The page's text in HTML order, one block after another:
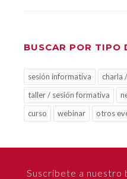
BUSCAR POR TIPO
sesión informativa
charla
taller / sesión formativa
curso
webinar otros
Suscríbete a nuestro